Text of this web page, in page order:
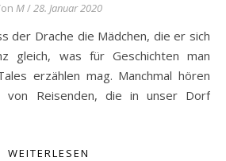
M/28. Januar 2020
gleich, was für Geschichten man
erzählen mag. Manchmal hören
von Reisenden, die in unser Dorf
WEITERLESEN